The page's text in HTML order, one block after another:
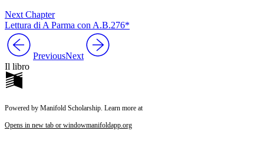
Next Chapter
Lettura di A Parma con A.B.276*
PreviousNext
Il libro
Powered by Manifold Scholarship. Learn more at
Opens in new tab or windowmanifoldapp.org